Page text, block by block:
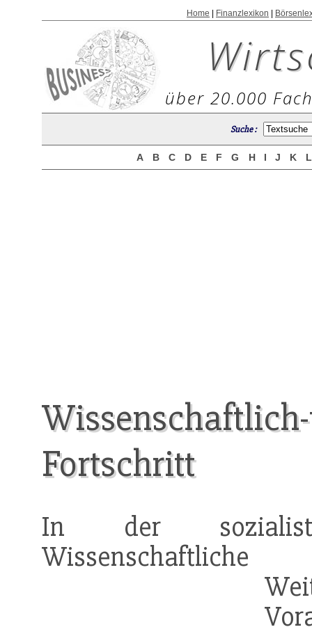
Home Finanzlexikon
über 20.000
Suche :
A B C D E F G H I J K
Fortschritt
In der